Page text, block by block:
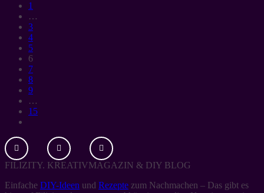
1
…
3
4
5
6
7
8
9
…
15
FILIZITY. KREATIVMAGAZIN & DIY BLOG
Einfache DIY-Ideen und Rezepte zum Nachmachen – Das gibt es